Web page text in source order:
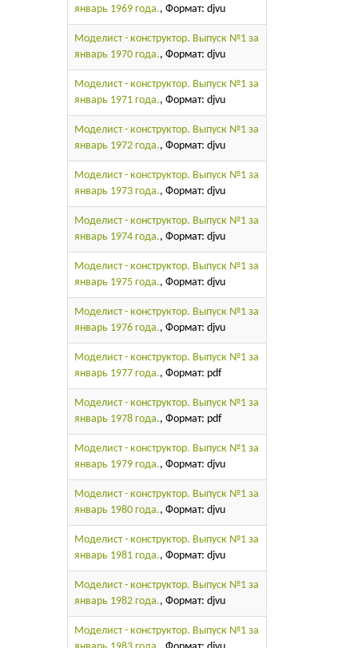
январь 1969 года., Формат: djvu
Моделист - конструктор. Выпуск №1 за
январь 1970 года., Формат: djvu
Моделист - конструктор. Выпуск №1 за
январь 1971 года., Формат: djvu
Моделист - конструктор. Выпуск №1 за
январь 1972 года., Формат: djvu
Моделист - конструктор. Выпуск №1 за
январь 1973 года., Формат: djvu
Моделист - конструктор. Выпуск №1 за
январь 1974 года., Формат: djvu
Моделист - конструктор. Выпуск №1 за
январь 1975 года., Формат: djvu
Моделист - конструктор. Выпуск №1 за
январь 1976 года., Формат: djvu
Моделист - конструктор. Выпуск №1 за
январь 1977 года., Формат: pdf
Моделист - конструктор. Выпуск №1 за
январь 1978 года., Формат: pdf
Моделист - конструктор. Выпуск №1 за
январь 1979 года., Формат: djvu
Моделист - конструктор. Выпуск №1 за
январь 1980 года., Формат: djvu
Моделист - конструктор. Выпуск №1 за
январь 1981 года., Формат: djvu
Моделист - конструктор. Выпуск №1 за
январь 1982 года., Формат: djvu
Моделист - конструктор. Выпуск №1 за